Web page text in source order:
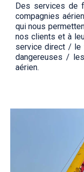
Des services de
compagnies
qui nous
nos clients et à
service direct / le
dangereuses /
aérien.